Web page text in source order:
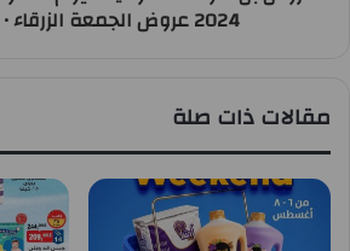
2024 عروض الجمعة الزرقاء • عروض نت
مقالات ذات صلة